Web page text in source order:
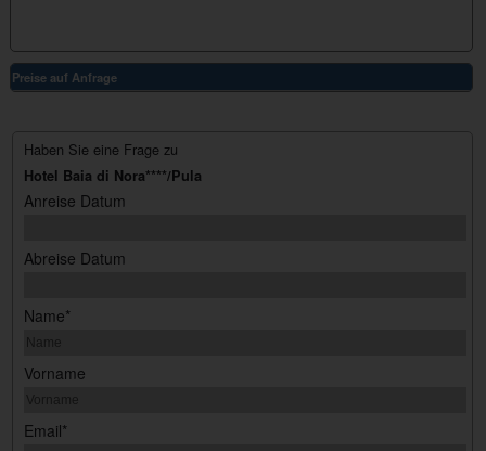
Preise auf Anfrage
Haben Sie eine Frage zu
Hotel Baia di Nora****/Pula
Anreise Datum
Abreise Datum
Name*
Vorname
Email*